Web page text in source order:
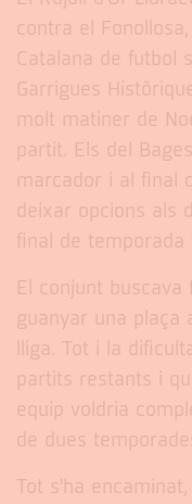
contra el
Catalana de futbol
Garrigues
molt matiner de
partit. Els del
marcador i al final
deixar opcions als
final de temporada
El conjunt
guanyar una plaça
lliga. Tot i la
partits restants i
equip voldria
de dues
Tot s'ha